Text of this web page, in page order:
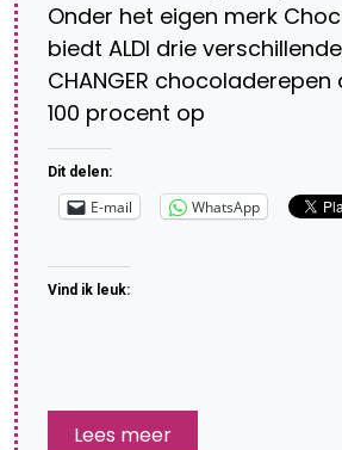
Onder het eigen merk
biedt ALDI drie
CHANGER
100 procent op
Dit delen:
E-mail WhatsApp
Vind ik leuk:
Lees meer